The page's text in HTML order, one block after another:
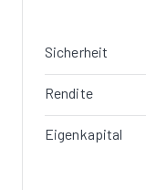
Sicherheit
Rendite
Eigenkapital